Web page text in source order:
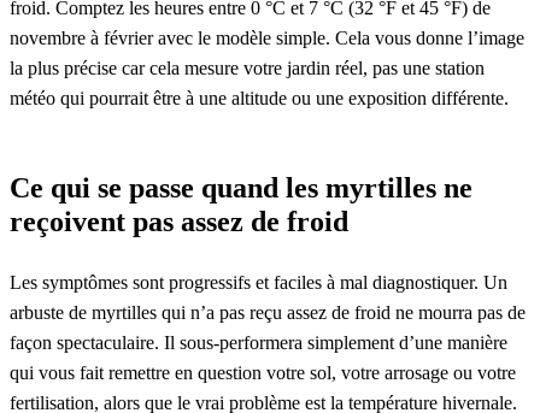
froid. Comptez les heures entre 0 °C et 7 °C (32 °F et 45 °F) de
novembre à février avec le modèle simple. Cela vous donne l’image
la plus précise car cela mesure votre jardin réel, pas une station
météo qui pourrait être à une altitude ou une exposition différente.
Ce qui se passe quand les myrtilles ne
reçoivent pas assez de froid
Les symptômes sont progressifs et faciles à mal diagnostiquer. Un
arbuste de myrtilles qui n’a pas reçu assez de froid ne mourra pas de
façon spectaculaire. Il sous-performera simplement d’une manière
qui vous fait remettre en question votre sol, votre arrosage ou votre
fertilisation, alors que le vrai problème est la température hivernale.